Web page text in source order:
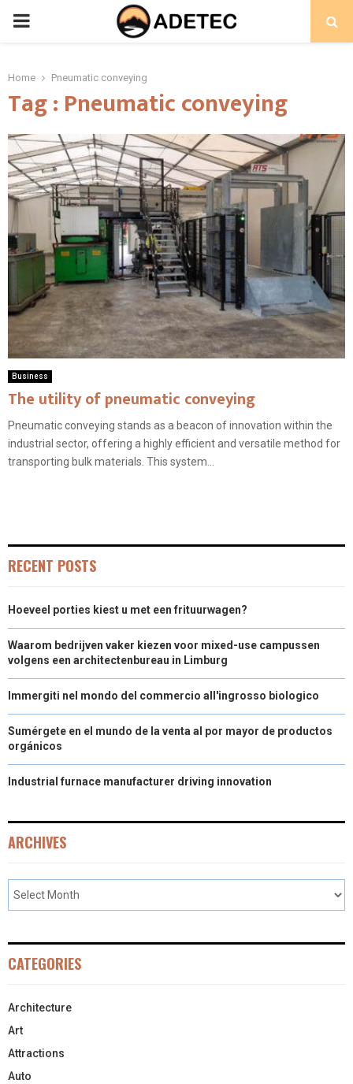
PRIMARY
Home Pneumatic conveying
Tag : Pneumatic conveying
Business
The utility of pneumatic conveying
Pneumatic conveying stands as a beacon of innovation within the
industrial sector, offering a highly efficient and versatile method for
transporting bulk materials. This system...
RECENT POSTS
Hoeveel porties kiest u met een frituurwagen?
Waarom bedrijven vaker kiezen voor mixed-use campussen
volgens een architectenbureau in Limburg
Immergiti nel mondo del commercio all'ingrosso biologico
Sumérgete en el mundo de la venta al por mayor de productos
orgánicos
Industrial furnace manufacturer driving innovation
ARCHIVES
CATEGORIES
Architecture
Art
Attractions
Auto